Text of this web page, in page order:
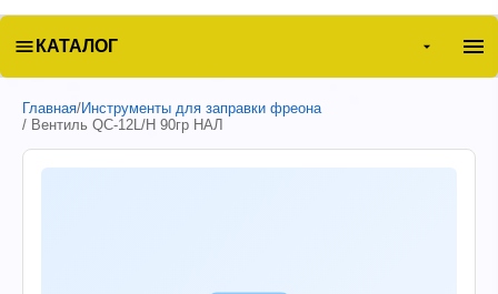
КАТАЛОГ
Главная/Инструменты для заправки фреона
/ Вентиль QC-12L/H 90гр НАЛ